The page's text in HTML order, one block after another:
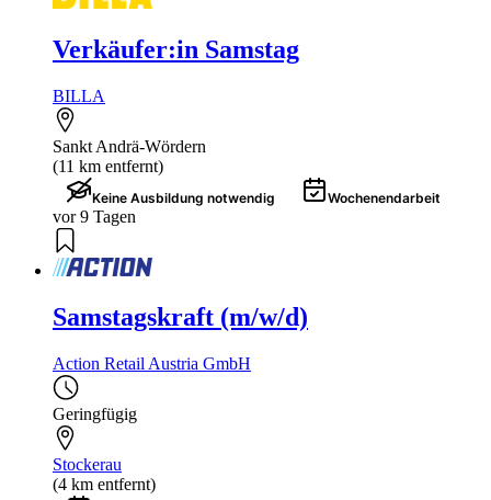
Verkäufer:in Samstag
BILLA
Sankt Andrä-Wördern
(11 km entfernt)
Keine Ausbildung notwendig Wochenendarbeit
vor 9 Tagen
Samstagskraft (m/w/d)
Action Retail Austria GmbH
Geringfügig
Stockerau
(4 km entfernt)